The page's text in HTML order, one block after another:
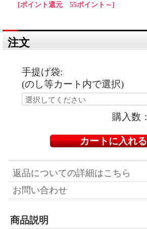
[ポイント還元 55ポイント～]
注文
手提げ袋:
(のし等カート内で選択)
購入数：
返品についての詳細はこちら
お問い合わせ
商品説明